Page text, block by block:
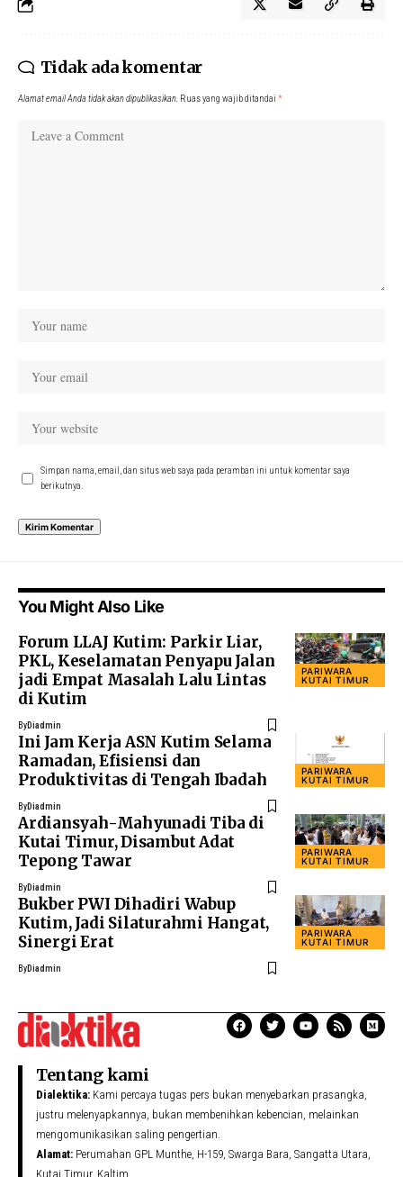
Tidak ada komentar
Alamat email Anda tidak akan dipublikasikan. Ruas yang wajib ditandai *
Simpan nama, email, dan situs web saya pada peramban ini untuk komentar saya
berikutnya.
You Might Also Like
PARIWARA
KUTAI TIMUR
Forum LLAJ Kutim: Parkir Liar,
PKL, Keselamatan Penyapu Jalan
jadi Empat Masalah Lalu Lintas
di Kutim
ByDiadmin
PARIWARA
KUTAI TIMUR
Ini Jam Kerja ASN Kutim Selama
Ramadan, Efisiensi dan
Produktivitas di Tengah Ibadah
ByDiadmin
PARIWARA
KUTAI TIMUR
Ardiansyah-Mahyunadi Tiba di
Kutai Timur, Disambut Adat
Tepong Tawar
ByDiadmin
PARIWARA
KUTAI TIMUR
Bukber PWI Dihadiri Wabup
Kutim, Jadi Silaturahmi Hangat,
Sinergi Erat
ByDiadmin
Tentang kami
Dialektika: Kami percaya tugas pers bukan menyebarkan prasangka,
justru melenyapkannya, bukan membenihkan kebencian, melainkan
mengomunikasikan saling pengertian.
Alamat: Perumahan GPL Munthe, H-159, Swarga Bara, Sangatta Utara,
Kutai Timur, Kaltim.